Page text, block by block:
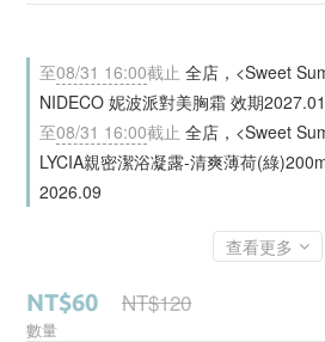
至08/31 16:00截止 全店，<Sweet
NIDECO 妮波派對美胸霜 效期
至08/31 16:00截止 全店，<Sweet
LYCIA親密潔浴凝露-清爽薄荷(綠
2026.09
查看更多
NT$60 NT$120
數量